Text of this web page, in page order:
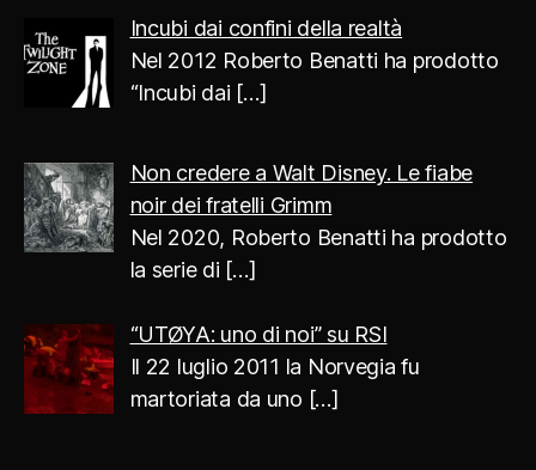
Incubi dai confini della realtà
Nel 2012 Roberto Benatti ha prodotto
“Incubi dai […]
Non credere a Walt Disney. Le fiabe
noir dei fratelli Grimm
Nel 2020, Roberto Benatti ha prodotto
la serie di […]
“UTØYA: uno di noi” su RSI
Il 22 luglio 2011 la Norvegia fu
martoriata da uno […]